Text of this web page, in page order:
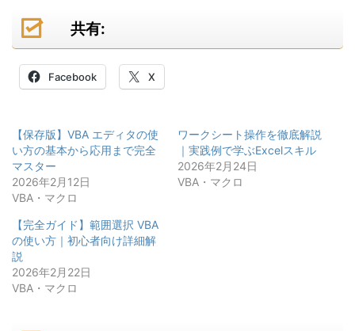
共有:
Facebook X
【保存版】VBA エディタの使
い方の基本から応用まで完全
マスター
2026年2月12日
VBA・マクロ
ワークシート操作を徹底解説
｜実践例で学ぶExcelスキル
2026年2月24日
VBA・マクロ
【完全ガイド】範囲選択 VBA
の使い方｜初心者向け詳細解
説
2026年2月22日
VBA・マクロ